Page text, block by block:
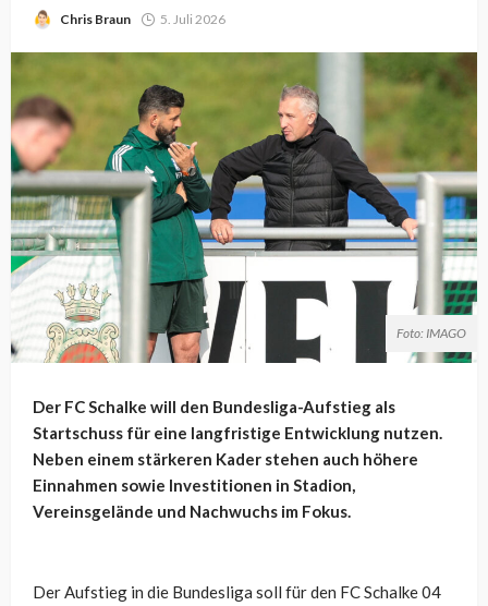
Chris Braun 5. Juli 2026
Foto: IMAGO
Der FC Schalke will den Bundesliga-Aufstieg als
Startschuss für eine langfristige Entwicklung nutzen.
Neben einem stärkeren Kader stehen auch höhere
Einnahmen sowie Investitionen in Stadion,
Vereinsgelände und Nachwuchs im Fokus.
Der Aufstieg in die Bundesliga soll für den FC Schalke 04